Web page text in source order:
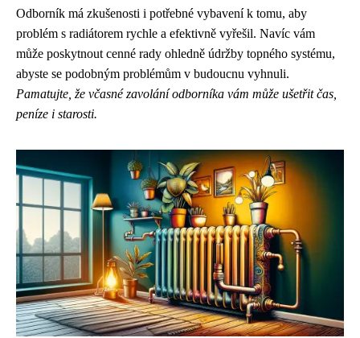
Odborník má zkušenosti i potřebné vybavení k tomu, aby
problém s radiátorem rychle a efektivně vyřešil. Navíc vám
může poskytnout cenné rady ohledně údržby topného systému,
abyste se podobným problémům v budoucnu vyhnuli.
Pamatujte, že včasné zavolání odborníka vám může ušetřit čas,
peníze i starosti.